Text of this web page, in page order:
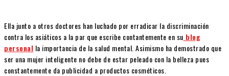
Ella junto a otros doctores han luchado por erradicar la discriminación
contra los asiáticos a la par que escribe contantemente en su blog
personal la importancia de la salud mental. Asimismo ha demostrado que
ser una mujer inteligente no debe de estar peleado con la belleza pues
constantemente da publicidad a productos cosméticos.